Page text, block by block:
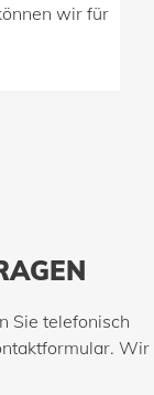
wir für
Sie telefonisch
Wir